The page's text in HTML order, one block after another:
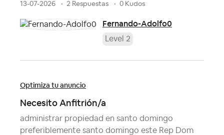
13-07-2026 2 Respuestas 0 Kudos
Fernando-Adolfo0
Level 2
Optimiza tu anuncio
Necesito Anfitrión/a
administrar propiedad en santo domingo
preferiblemente santo domingo este Rep Dom